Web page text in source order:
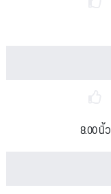
8.00 นิ้ว